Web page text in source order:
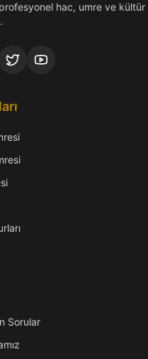
hac, umre ve kültür
Sorular